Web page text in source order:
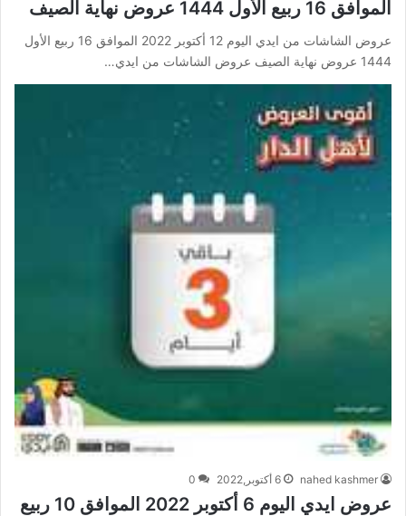
الموافق 16 ربيع الأول 1444 عروض نهاية الصيف
عروض الشاشات من ايدي اليوم 12 أكتوبر 2022 الموافق 16 ربيع الأول
1444 عروض نهاية الصيف عروض الشاشات من ايدي…
nahed kashmer 6 أكتوبر,2022 0
عروض ايدي اليوم 6 أكتوبر 2022 الموافق 10 ربيع